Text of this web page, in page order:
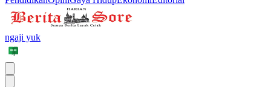
ngaji yuk